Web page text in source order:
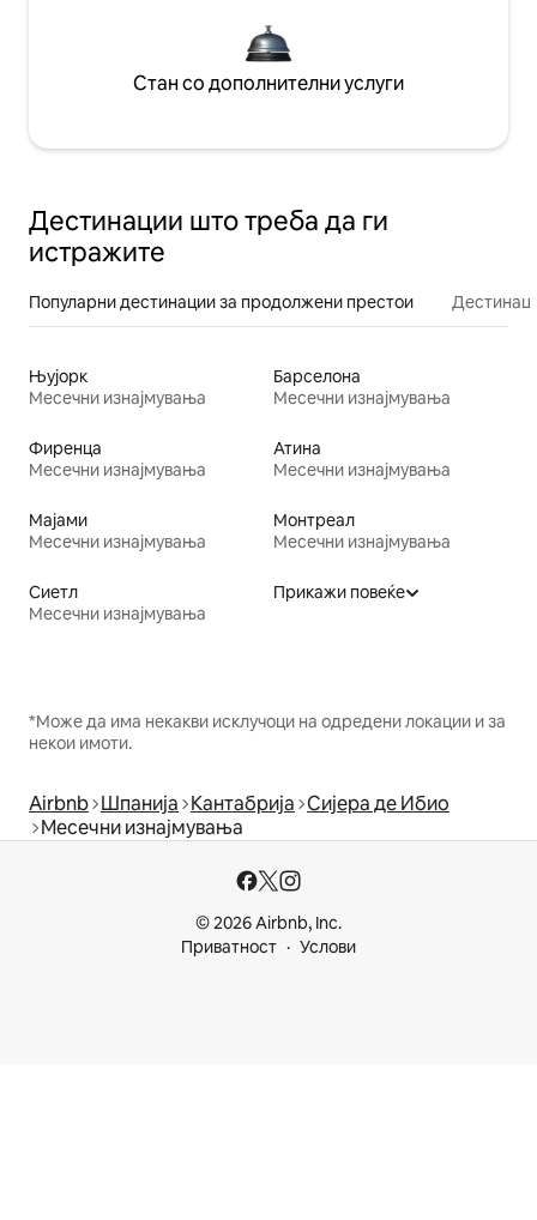
Стан со дополнителни услуги
Дестинации што треба да ги
истражите
Популарни дестинации за продолжени престои
Њујорк
Месечни изнајмувања
Барселона
Месечни изнајмувања
Фиренца
Месечни изнајмувања
Атина
Месечни изнајмувања
Мајами
Месечни изнајмувања
Монтреал
Месечни изнајмувања
Сиетл
Месечни изнајмувања
Прикажи повеќе
*Може да има некакви исклучоци на одредени локации и за
некои имоти.
Airbnb Шпанија Кантабрија Сијера де Ибио
Месечни изнајмувања
© 2026 Airbnb, Inc.
Приватност
Услови